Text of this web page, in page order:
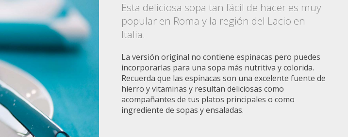
Esta deliciosa sopa tan fácil de hacer es muy
popular en Roma y la región del Lacio en
Italia.
La versión original no contiene espinacas pero puedes
incorporarlas para una sopa más nutritiva y colorida.
Recuerda que las espinacas son una excelente fuente de
hierro y vitaminas y resultan deliciosas como
acompañantes de tus platos principales o como
ingrediente de sopas y ensaladas.